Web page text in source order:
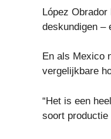
López
deskundigen –
En als Mexico
vergelijkbare
“Het is een
soort productie